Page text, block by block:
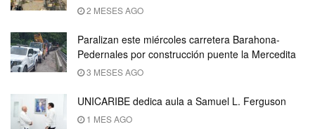
2 MESES AGO
Paralizan este miércoles carretera Barahona-
Pedernales por construcción puente la Mercedita
3 MESES AGO
UNICARIBE dedica aula a Samuel L. Ferguson
1 MES AGO